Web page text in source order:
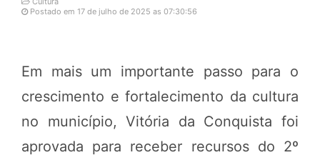
Postado em 17 de julho de 2025 as 07:30:56
Em mais um importante passo para o
crescimento e fortalecimento da cultura
no município, Vitória da Conquista foi
aprovada para receber recursos do 2º